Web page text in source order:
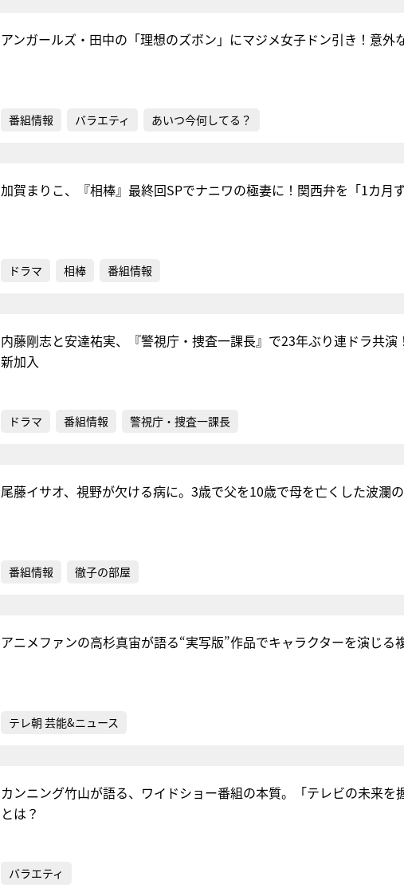
アンガールズ・田中の「理想のズボン」にマジメ女子ドン引き！意外
番組情報 バラエティ あいつ今何してる？
加賀まりこ、『相棒』最終回SPでナニワの極妻に！関西弁を「1カ月
ドラマ 相棒 番組情報
内藤剛志と安達祐実、『警視庁・捜査一課長』で23年ぶり連ドラ共演
新加入
ドラマ 番組情報 警視庁・捜査一課長
尾藤イサオ、視野が欠ける病に。3歳で父を10歳で母を亡くした波瀾
番組情報 徹子の部屋
アニメファンの高杉真宙が語る“実写版”作品でキャラクターを演じる
テレ朝 芸能&ニュース
カンニング竹山が語る、ワイドショー番組の本質。「テレビの未来を
とは？
バラエティ